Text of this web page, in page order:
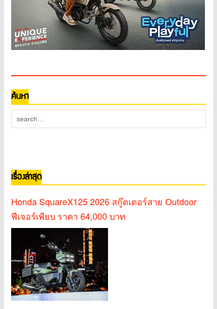
ค้นหา
เรื่องล่าสุด
Honda SquareX125 2026 สกู๊ตเตอร์สาย Outdoor
ฟีเจอร์เพียบ ราคา 64,000 บาท